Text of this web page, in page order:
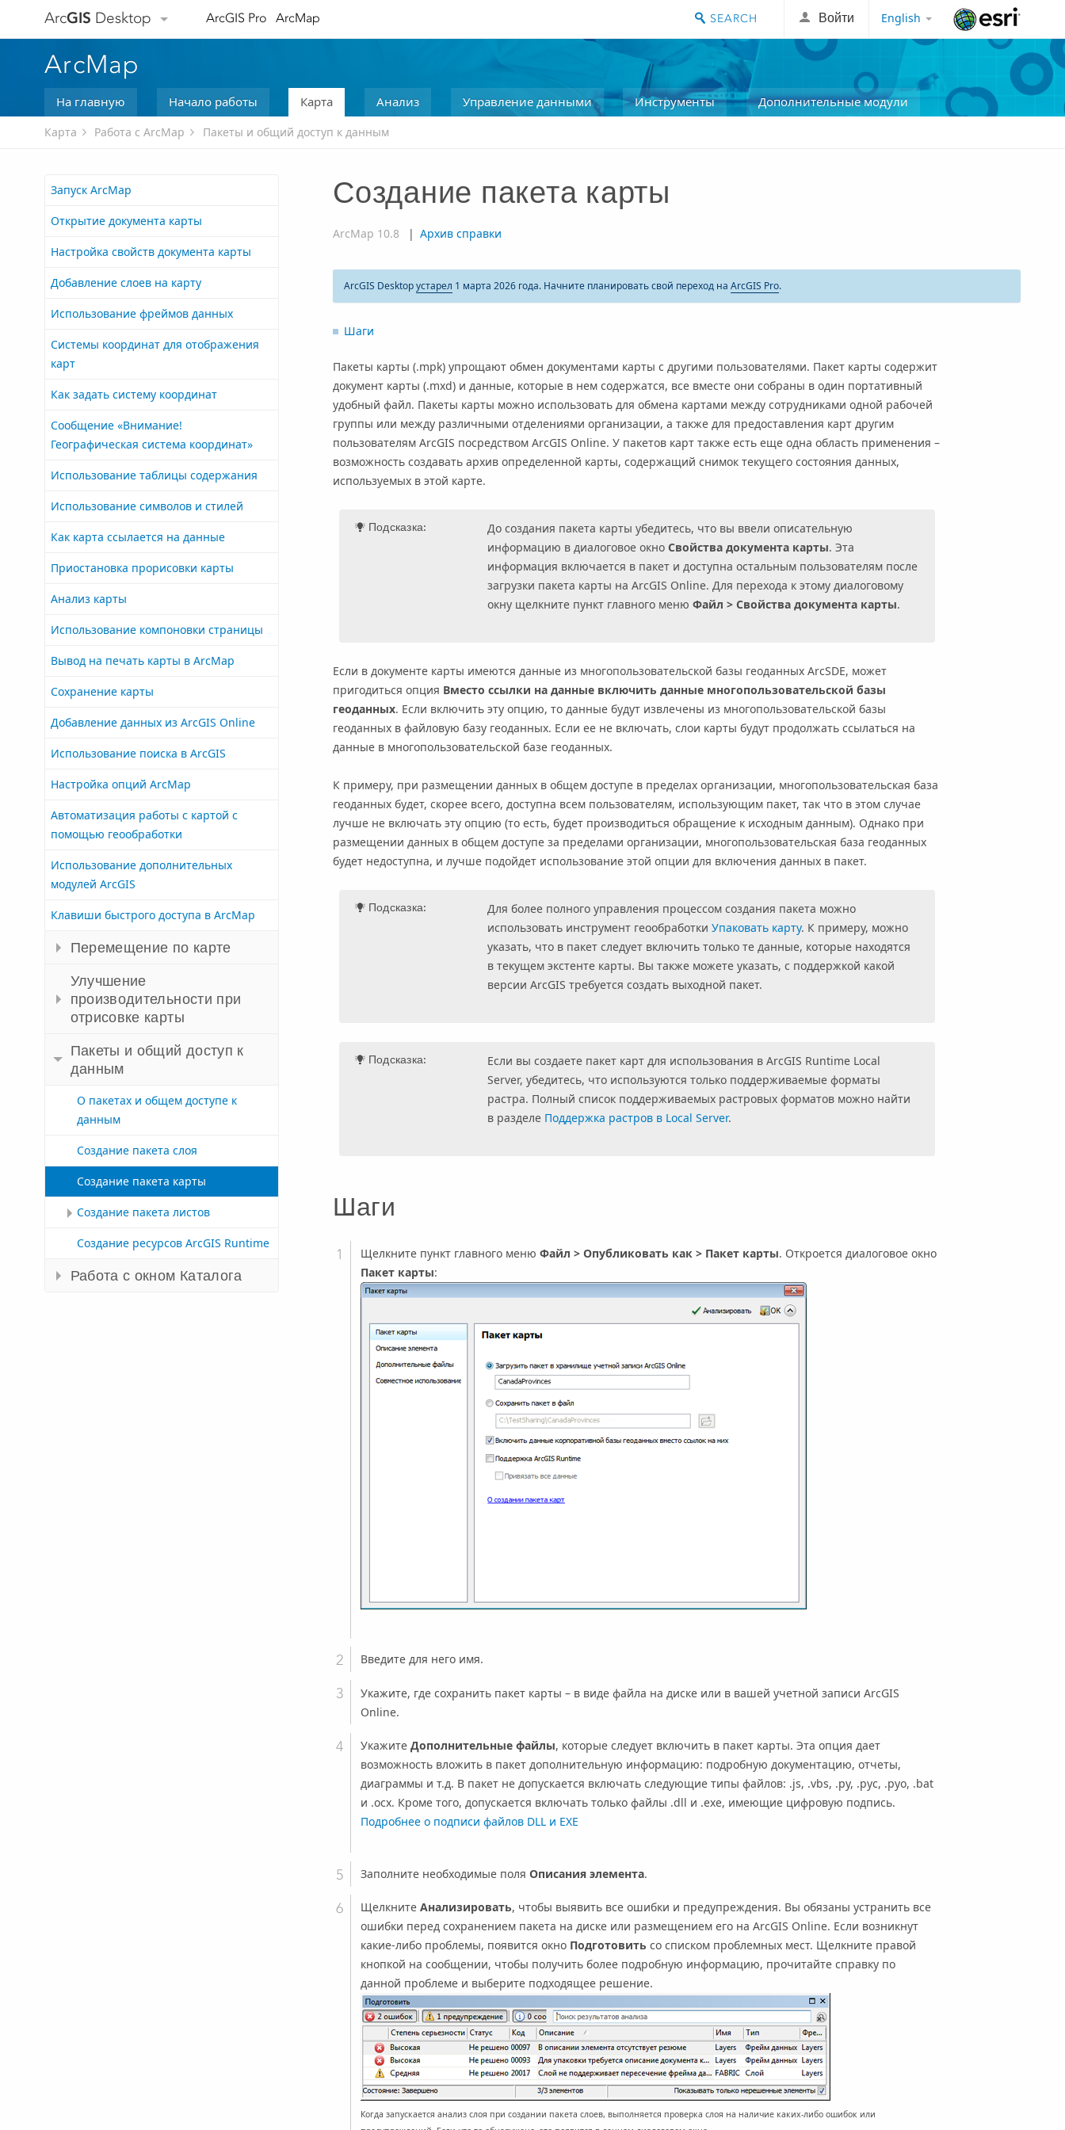
ArcGIS Desktop ArcGIS Pro ArcMap English
Войти
ArcMap
На главную Начало работы Карта Анализ Управление данными Инструменты Дополнительные модули
Карта Работа с ArcMap Пакеты и общий доступ к данным
Запуск ArcMap
Открытие документа карты
Настройка свойств документа карты
Добавление слоев на карту
Использование фреймов данных
Системы координат для отображения
карт
Как задать систему координат
Сообщение «Внимание!
Географическая система координат»
Использование таблицы содержания
Использование символов и стилей
Как карта ссылается на данные
Приостановка прорисовки карты
Анализ карты
Использование компоновки страницы
Вывод на печать карты в ArcMap
Сохранение карты
Добавление данных из ArcGIS Online
Использование поиска в ArcGIS
Настройка опций ArcMap
Автоматизация работы с картой с
помощью геообработки
Использование дополнительных
модулей ArcGIS
Клавиши быстрого доступа в ArcMap
Перемещение по карте
Улучшение
производительности при
отрисовке карты
Пакеты и общий доступ к
данным
О пакетах и общем доступе к
данным
Создание пакета слоя
Создание пакета карты
Создание пакета листов
Создание ресурсов ArcGIS Runtime
Работа с окном Каталога
Создание пакета карты
ArcMap 10.8 | Архив справки
ArcGIS Desktopустарел 1 марта 2026 года. Начните планировать свой переход на ArcGIS Pro.
Шаги
Пакеты карты (.mpk) упрощают обмен документами карты с другими пользователями. Пакет карты содержит
документ карты (.mxd) и данные, которые в нем содержатся, все вместе они собраны в один портативный
удобный файл. Пакеты карты можно использовать для обмена картами между сотрудниками одной рабочей
группы или между различными отделениями организации, а также для предоставления карт другим
пользователям ArcGIS посредством ArcGIS Online. У пакетов карт также есть еще одна область применения –
возможность создавать архив определенной карты, содержащий снимок текущего состояния данных,
используемых в этой карте.
Подсказка:
До создания пакета карты убедитесь, что вы ввели описательную
информацию в диалоговое окноСвойства документа карты. Эта
информация включается в пакет и доступна остальным пользователям после
загрузки пакета карты наArcGIS Online. Для перехода к этому диалоговому
окну щелкните пункт главного менюФайл> Свойства документа карты.
Если в документе карты имеются данные из многопользовательской базы геоданных ArcSDE, может
пригодиться опция Вместо ссылки на данные включить данные многопользовательской базы
геоданных. Если включить эту опцию, то данные будут извлечены из многопользовательской базы
геоданных в файловую базу геоданных. Если ее не включать, слои карты будут продолжать ссылаться на
данные в многопользовательской базе геоданных.
К примеру, при размещении данных в общем доступе в пределах организации, многопользовательская база
геоданных будет, скорее всего, доступна всем пользователям, использующим пакет, так что в этом случае
лучше не включать эту опцию (то есть, будет производиться обращение к исходным данным). Однако при
размещении данных в общем доступе за пределами организации, многопользовательская база геоданных
будет недоступна, и лучше подойдет использование этой опции для включения данных в пакет.
Подсказка:
Для более полного управления процессом создания пакета можно
использовать инструмент геообработкиУпаковать карту. К примеру, можно
указать, что в пакет следует включить только те данные, которые находятся
в текущем экстенте карты. Вы также можете указать, с поддержкой какой
версии ArcGIS требуется создать выходной пакет.
Подсказка:
Если вы создаете пакет карт для использования в ArcGIS Runtime Local
Server, убедитесь, что используются только поддерживаемые форматы
растра. Полный список поддерживаемых растровых форматов можно найти
в разделе Поддержка растров в Local Server.
Шаги
Щелкните пункт главного меню Файл > Опубликовать как > Пакет карты. Откроется диалоговое окно
Пакет карты:
Введите для него имя.
Укажите, где сохранить пакет карты – в виде файла на диске или в вашей учетной записи ArcGIS
Online.
Укажите Дополнительные файлы, которые следует включить в пакет карты. Эта опция дает
возможность вложить в пакет дополнительную информацию: подробную документацию, отчеты,
диаграммы и т.д. В пакет не допускается включать следующие типы файлов: .js, .vbs, .py, .pyc, .pyo, .bat
и .ocx. Кроме того, допускается включать только файлы .dll и .exe, имеющие цифровую подпись.
Подробнее о подписи файлов DLL и EXE
Заполните необходимые поля Описания элемента.
Щелкните Анализировать, чтобы выявить все ошибки и предупреждения. Вы обязаны устранить все
ошибки перед сохранением пакета на диске или размещением его на ArcGIS Online. Если возникнут
какие-либо проблемы, появится окно Подготовить со списком проблемных мест. Щелкните правой
кнопкой на сообщении, чтобы получить более подробную информацию, прочитайте справку по
данной проблеме и выберите подходящее решение.
Когда запускается анализ слоя при создании пакета слоев, выполняется проверка слоя на наличие каких-либо ошибок или